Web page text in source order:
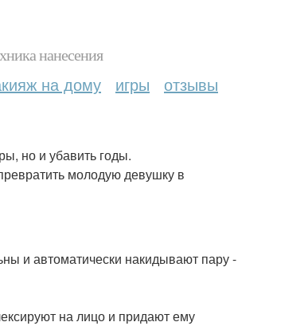
нанесения
на дому игры отзывы
но и убавить годы.
молодую девушку в
и автоматически накидывают пару -
на лицо и придают ему